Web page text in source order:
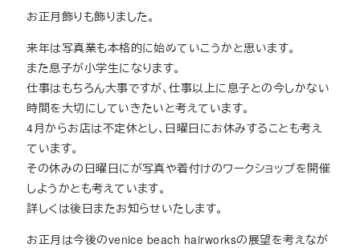
お正月飾りも飾りました。
来年は写真業も本格的に始めていこうかと思います。
また息子が小学生になります。
仕事はもちろん大事ですが、仕事以上に息子との今しかない
時間を大切にしていきたいと考えています。
4月からお店は不定休とし、日曜日にお休みすることも考え
ています。
その休みの日曜日にが写真や着付けのワークショップを開催
しようかとも考えています。
詳しくは後日またお知らせいたします。
お正月は今後のvenice beach hairworksの展望を考えなが